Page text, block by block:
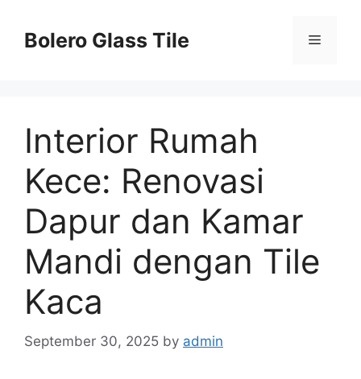
contentBolero Glass Tile Menu
Interior Rumah
Kece: Renovasi
Dapur dan Kamar
Mandi dengan Tile
Kaca
September 30, 2025 by admin